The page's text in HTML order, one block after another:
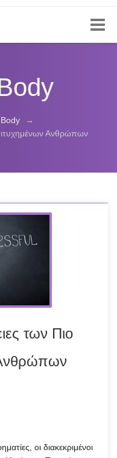
→
Ανθρώπων
των Πιο
οι διακεκριμένοι